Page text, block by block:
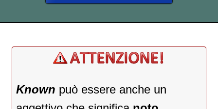
Known può essere anche un